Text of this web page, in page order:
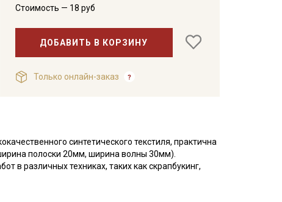
Стоимость — 18 руб
ДОБАВИТЬ В КОРЗИНУ
Только онлайн-заказ
синтетического текстиля, практична
полоски 20мм, ширина волны 30мм).
в различных техниках, таких как скрапбукинг,
при 30С – 40С для исключения дальнейшей